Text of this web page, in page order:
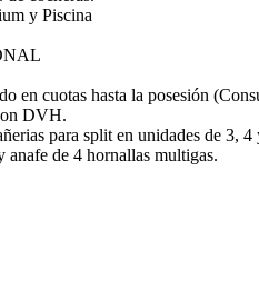
y Piscina
en cuotas hasta la posesión
DVH.
para split en unidades de 3,
de 4 hornallas multigas.